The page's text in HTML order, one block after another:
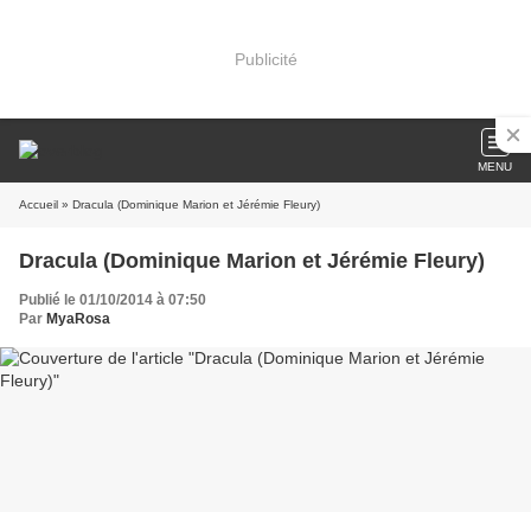
Publicité
MENU
Accueil » Dracula (Dominique Marion et Jérémie Fleury)
Dracula (Dominique Marion et Jérémie Fleury)
Publié le 01/10/2014 à 07:50
Par MyaRosa